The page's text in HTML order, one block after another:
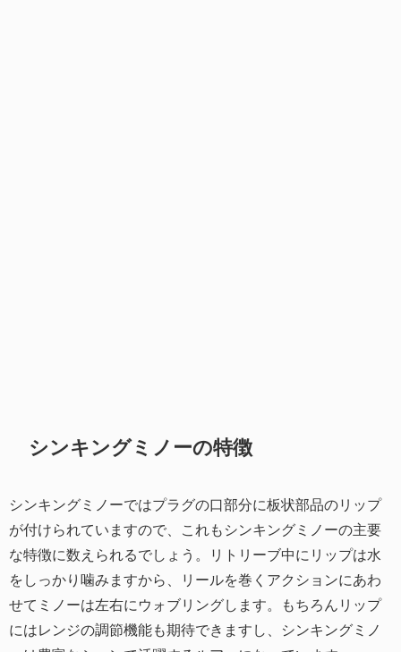
シンキングミノーの特徴
シンキングミノーではプラグの口部分に板状部品のリップ
が付けられていますので、これもシンキングミノーの主要
な特徴に数えられるでしょう。リトリーブ中にリップは水
をしっかり噛みますから、リールを巻くアクションにあわ
せてミノーは左右にウォブリングします。もちろんリップ
にはレンジの調節機能も期待できますし、シンキングミノ